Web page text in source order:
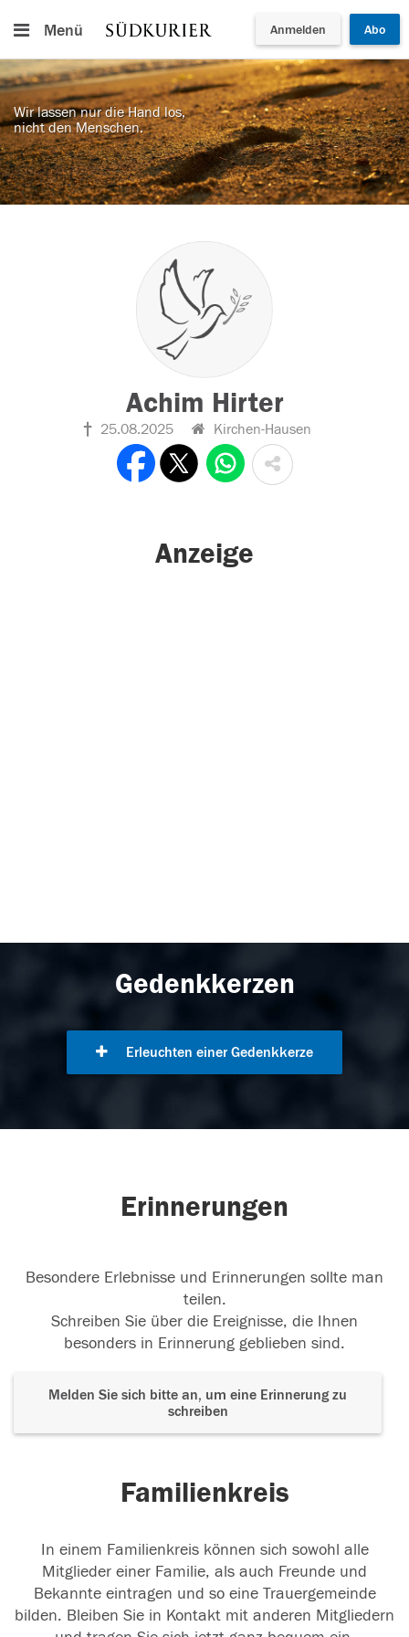
Menü Anmelden Abo
Wir lassen nur die Hand los,
nicht den Menschen.
Achim Hirter
25.08.2025 Kirchen-Hausen
Anzeige
Gedenkkerzen
Erleuchten einer Gedenkkerze
Erinnerungen
Besondere Erlebnisse und Erinnerungen sollte man
teilen.
Schreiben Sie über die Ereignisse, die Ihnen
besonders in Erinnerung geblieben sind.
Melden Sie sich bitte an, um eine Erinnerung zu
schreiben
Familienkreis
In einem Familienkreis können sich sowohl alle
Mitglieder einer Familie, als auch Freunde und
Bekannte eintragen und so eine Trauergemeinde
bilden. Bleiben Sie in Kontakt mit anderen Mitgliedern